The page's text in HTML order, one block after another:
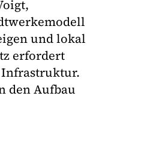
und lokal
erfordert
Infrastruktur.
den Aufbau